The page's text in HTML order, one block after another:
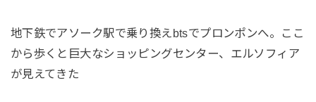
地下鉄でアソーク駅で乗り換えbtsでプロンポンへ。ここ
から歩くと巨大なショッピングセンター、エルソフィア
が見えてきた